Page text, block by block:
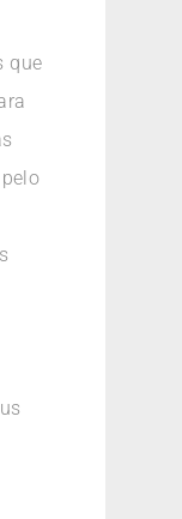
que